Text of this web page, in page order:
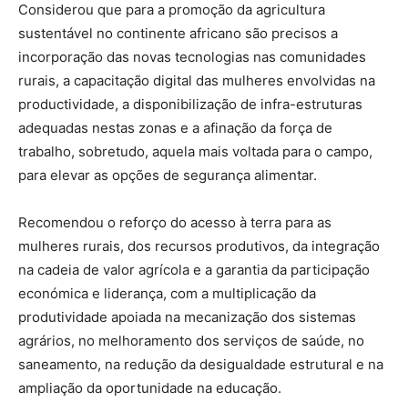
Considerou que para a promoção da agricultura
sustentável no continente africano são precisos a
incorporação das novas tecnologias nas comunidades
rurais, a capacitação digital das mulheres envolvidas na
productividade, a disponibilização de infra-estruturas
adequadas nestas zonas e a afinação da força de
trabalho, sobretudo, aquela mais voltada para o campo,
para elevar as opções de segurança alimentar.
Recomendou o reforço do acesso à terra para as
mulheres rurais, dos recursos produtivos, da integração
na cadeia de valor agrícola e a garantia da participação
económica e liderança, com a multiplicação da
produtividade apoiada na mecanização dos sistemas
agrários, no melhoramento dos serviços de saúde, no
saneamento, na redução da desigualdade estrutural e na
ampliação da oportunidade na educação.